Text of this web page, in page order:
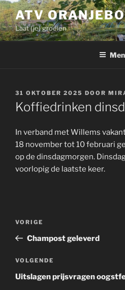
Ga
naar
de
inhoud
ATV
Laat (je) groeien
GEPLAATST
OP
31 OKTOBER 2025 DOOR
Koffiedrinken
In verband met Willems
18 november tot 10 februari
op de dinsdagmorgen.
voorlopig de laatste keer.
Vorig
bericht
VORIGE
Champost geleverd
Volgend
bericht
VOLGENDE
Uitslagen prijsvragen